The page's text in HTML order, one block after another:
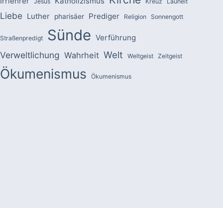
Liebe Luther pharisäer Prediger Religion Sonnengott
Straßenpredigt Sünde Verführung
Verweltlichung Wahrheit Welt Weltgeist Zeitgeist
Ökumenismus Ökumenismus